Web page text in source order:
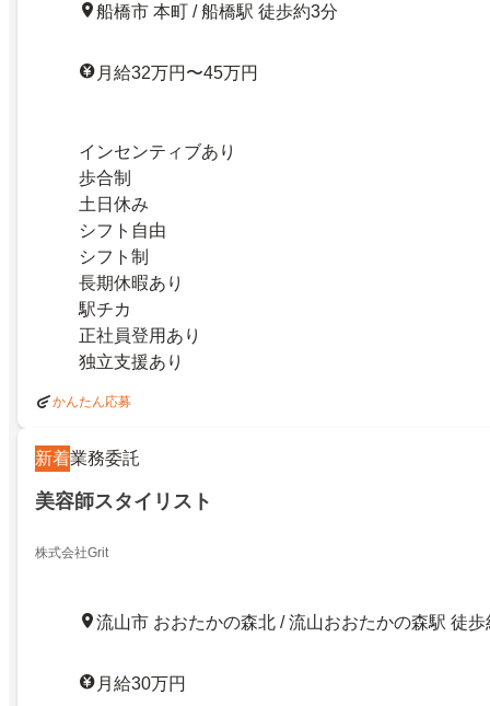
船橋市 本町 / 船橋駅 徒歩約3分
月給32万円〜45万円
インセンティブあり
歩合制
土日休み
シフト自由
シフト制
長期休暇あり
駅チカ
正社員登用あり
独立支援あり
かんたん応募
新着業務委託
美容師スタイリスト
株式会社Grit
流山市 おおたかの森北 / 流山おおたかの森駅 徒歩
月給30万円